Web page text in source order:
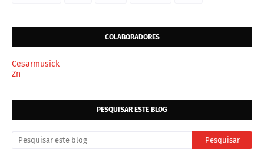
COLABORADORES
Cesarmusick
Zn
PESQUISAR ESTE BLOG